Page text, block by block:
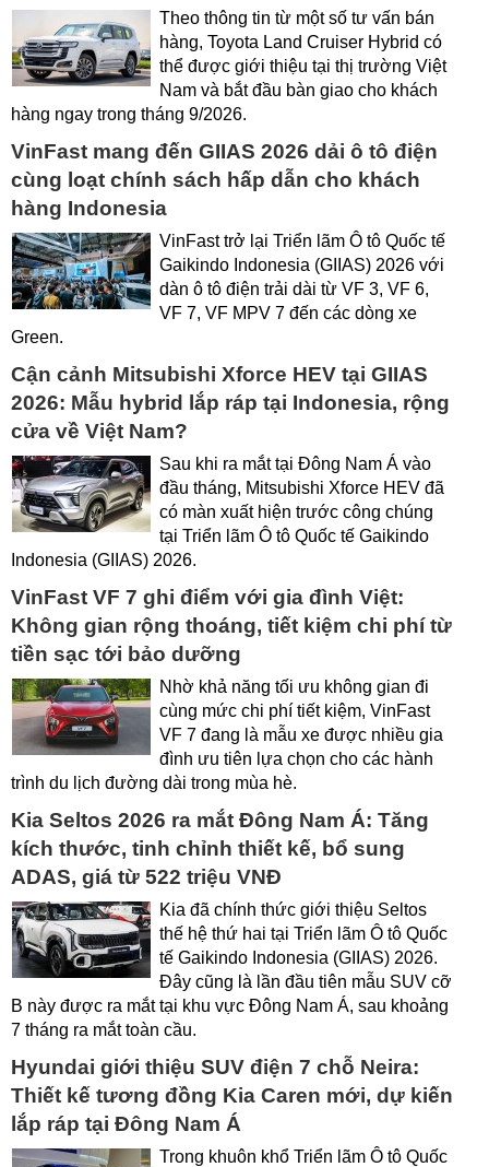
Theo thông tin từ một số tư vấn bán
hàng, Toyota Land Cruiser Hybrid có
thể được giới thiệu tại thị trường Việt
Nam và bắt đầu bàn giao cho khách
hàng ngay trong tháng 9/2026.
VinFast mang đến GIIAS 2026 dải ô tô điện
cùng loạt chính sách hấp dẫn cho khách
hàng Indonesia
VinFast trở lại Triển lãm Ô tô Quốc tế
Gaikindo Indonesia (GIIAS) 2026 với
dàn ô tô điện trải dài từ VF 3, VF 6,
VF 7, VF MPV 7 đến các dòng xe
Green.
Cận cảnh Mitsubishi Xforce HEV tại GIIAS
2026: Mẫu hybrid lắp ráp tại Indonesia, rộng
cửa về Việt Nam?
Sau khi ra mắt tại Đông Nam Á vào
đầu tháng, Mitsubishi Xforce HEV đã
có màn xuất hiện trước công chúng
tại Triển lãm Ô tô Quốc tế Gaikindo
Indonesia (GIIAS) 2026.
VinFast VF 7 ghi điểm với gia đình Việt:
Không gian rộng thoáng, tiết kiệm chi phí từ
tiền sạc tới bảo dưỡng
Nhờ khả năng tối ưu không gian đi
cùng mức chi phí tiết kiệm, VinFast
VF 7 đang là mẫu xe được nhiều gia
đình ưu tiên lựa chọn cho các hành
trình du lịch đường dài trong mùa hè.
Kia Seltos 2026 ra mắt Đông Nam Á: Tăng
kích thước, tinh chỉnh thiết kế, bổ sung
ADAS, giá từ 522 triệu VNĐ
Kia đã chính thức giới thiệu Seltos
thế hệ thứ hai tại Triển lãm Ô tô Quốc
tế Gaikindo Indonesia (GIIAS) 2026.
Đây cũng là lần đầu tiên mẫu SUV cỡ
B này được ra mắt tại khu vực Đông Nam Á, sau khoảng
7 tháng ra mắt toàn cầu.
Hyundai giới thiệu SUV điện 7 chỗ Neira:
Thiết kế tương đồng Kia Caren mới, dự kiến
lắp ráp tại Đông Nam Á
Trong khuôn khổ Triển lãm Ô tô Quốc